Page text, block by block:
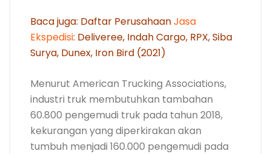
Baca juga: Daftar PerusahaanJasa
Ekspedisi: Deliveree, Indah Cargo, RPX, Siba
Surya, Dunex, Iron Bird (2021)
Menurut American Trucking Associations,
industri truk membutuhkan tambahan
60.800 pengemudi truk pada tahun 2018,
kekurangan yang diperkirakan akan
tumbuh menjadi 160.000 pengemudi pada